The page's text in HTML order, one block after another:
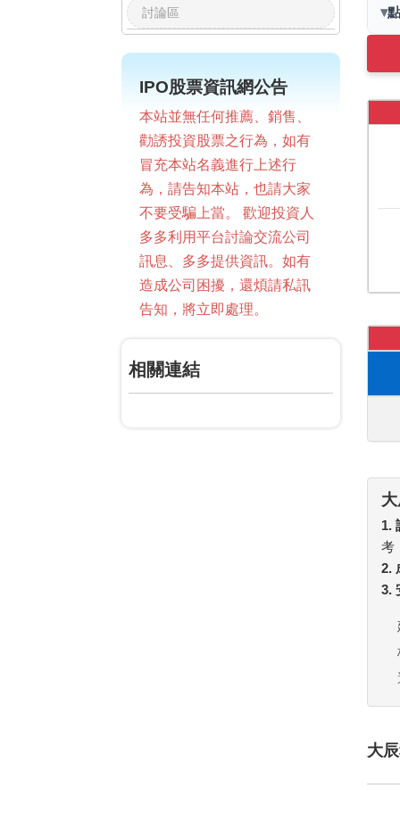
討論區
IPO股票資訊網公告
本站並無任何推薦、銷售、
勸誘投資股票之行為，如有
冒充本站名義進行上述行
為，請告知本站，也請大家
不要受騙上當。 歡迎投資人
多多利用平台討論交流公司
訊息、多多提供資訊。如有
造成公司困擾，還煩請私訊
告知，將立即處理。
相關連結
▾
1.
考
2.
3.
大